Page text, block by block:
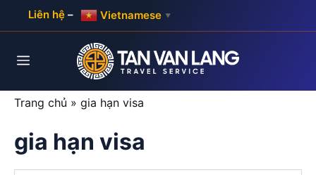
Liên hệ – Vietnamese ▼
Menu
Trang chủ » gia hạn visa
gia hạn visa